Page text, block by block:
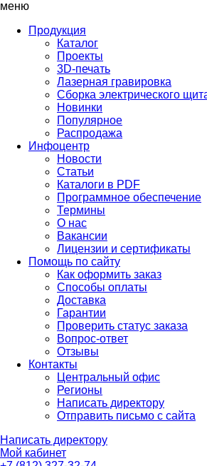
меню
Продукция
Каталог
Проекты
3D-печать
Лазерная гравировка
Сборка электрического
Новинки
Популярное
Распродажа
Инфоцентр
Новости
Статьи
Каталоги в PDF
Программное обеспечение
Термины
О нас
Вакансии
Лицензии и сертификаты
Помощь по сайту
Как оформить заказ
Способы оплаты
Доставка
Гарантии
Проверить статус заказа
Вопрос-ответ
Отзывы
Контакты
Центральный офис
Регионы
Написать директору
Отправить письмо с сайта
Написать директору
Мой кабинет